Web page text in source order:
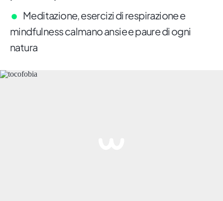
Meditazione, esercizi di respirazione e
mindfulness calmano ansie e paure di ogni
natura